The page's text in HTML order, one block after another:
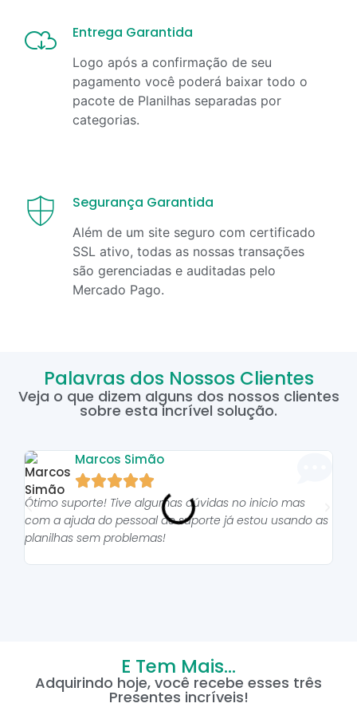
Entrega Garantida
Logo após a confirmação de seu
pagamento você poderá baixar todo o
pacote de Planilhas separadas por
categorias.
Segurança Garantida
Além de um site seguro com certificado
SSL ativo, todas as nossas transações
são gerenciadas e auditadas pelo
Mercado Pago.
Palavras dos Nossos Clientes
Veja o que dizem alguns dos nossos clientes
sobre esta incrível solução.
Marcos Simão

Ótimo suporte! Tive algumas dúvidas no inicio mas
com a ajuda do pessoal do suporte já estou usando as
planilhas sem problemas!
E Tem Mais...
Adquirindo hoje, você recebe esses três
Presentes incríveis!